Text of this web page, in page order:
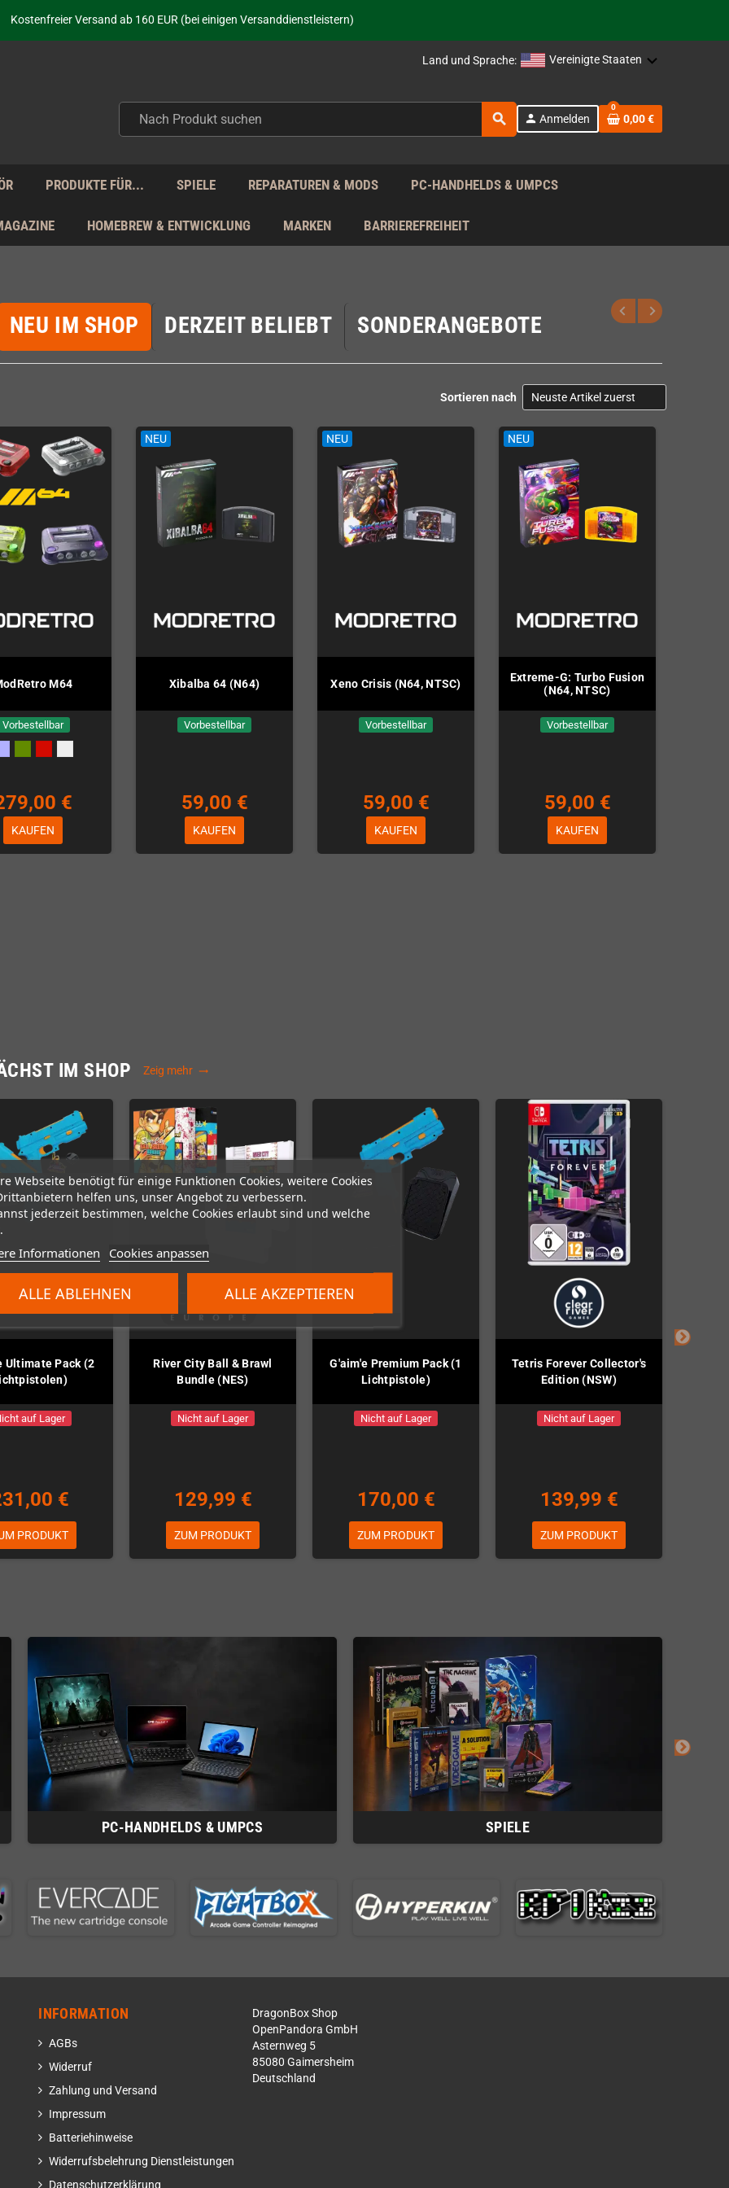
Kostenfreier Versand ab 160 EUR (bei einigen Versanddienstleistern)
Seit über 20 Jahren Deine Anlaufstelle für neue Retro-Hardware!
Täglicher Versand Mo - Fr aus Deutschland - zollfrei innerhalb der EU!
Land und Sprache: Vereinigte Staaten
search person Anmelden
Webseite benötigt für einige Funktionen Cookies, weitere Cookies
helfen uns, unser Angebot zu verbessern.
jederzeit bestimmen, welche Cookies erlaubt sind und welche
Informationen Cookies anpassen
ALLE ABLEHNEN ALLE AKZEPTIEREN
0
0,00 €
PRODUKTE FÜR... SPIELE REPARATUREN & MODS PC-HANDHELDS & UMPCS
HOMEBREW & ENTWICKLUNG MARKEN BARRIEREFREIHEIT
NEU IM SHOP DERZEIT BELIEBT SONDERANGEBOTE
Sortieren nach
M64
Vorbestellbar
€
KAUFEN
NEU
Xibalba 64 (N64)
Vorbestellbar
59,00 €
KAUFEN
NEU
Xeno Crisis (N64, NTSC)
Vorbestellbar
59,00 €
KAUFEN
NEU
Extreme-G: Turbo Fusion
(N64, NTSC)
Vorbestellbar
59,00 €
KAUFEN
IM SHOP Zeig mehr trending_flat
Ultimate Pack (2
auf Lager
€
PRODUKT
River City Ball & Brawl
Bundle (NES)
Nicht auf Lager
129,99 €
ZUM PRODUKT
G'aim'e Premium Pack (1
Lichtpistole)
Nicht auf Lager
170,00 €
ZUM PRODUKT
Tetris Forever Collector's
Edition (NSW)
Nicht auf Lager
139,99 €
ZUM PRODUKT
PC-HANDHELDS & UMPCS SPIELE
INFORMATION
AGBs
Widerruf
Zahlung und Versand
Impressum
Batteriehinweise
Widerrufsbelehrung Dienstleistungen
Datenschutzerklärung
DragonBox Shop
OpenPandora GmbH
Asternweg 5
85080 Gaimersheim
Deutschland